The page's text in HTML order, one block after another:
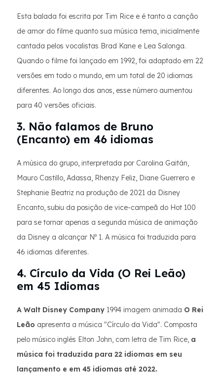
Esta balada foi escrita por Tim Rice e é tanto a canção
de amor do filme quanto sua música tema, inicialmente
cantada pelos vocalistas Brad Kane e Lea Salonga.
Quando o filme foi lançado em 1992, foi adaptado em 22
versões em todo o mundo, em um total de 20 idiomas
diferentes. Ao longo dos anos, esse número aumentou
para 40 versões oficiais.
3. Não falamos de Bruno
(Encanto) em 46 idiomas
A música do grupo, interpretada por Carolina Gaitán,
Mauro Castillo, Adassa, Rhenzy Feliz, Diane Guerrero e
Stephanie Beatriz na produção de 2021 da Disney
Encanto, subiu da posição de vice-campeã do Hot 100
para se tornar apenas a segunda música de animação
da Disney a alcançar Nº 1. A música foi traduzida para
46 idiomas diferentes.
4. Círculo da Vida (O Rei Leão)
em 45 Idiomas
A Walt Disney Company 1994 imagem animada O Rei
Leão apresenta a música "Círculo da Vida". Composta
pelo músico inglês Elton John, com letra de Tim Rice, a
música foi traduzida para 22 idiomas em seu
lançamento e em 45 idiomas até 2022.